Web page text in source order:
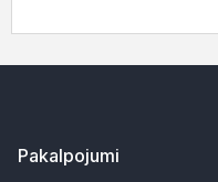
Pakalpojumi